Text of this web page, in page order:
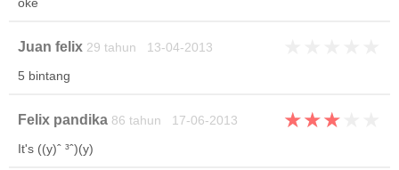
Juan felix 29 tahun 13-04-2013
5 bintang
Felix pandika 86 tahun 17-06-2013 ★★★
It's ​((y)ˆ ³ˆ)(y)